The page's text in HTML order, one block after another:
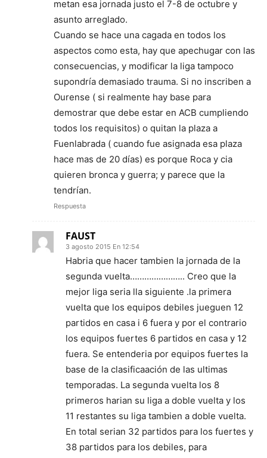
metan esa jornada justo el 7-8 de octubre y
asunto arreglado.
Cuando se hace una cagada en todos los
aspectos como esta, hay que apechugar con las
consecuencias, y modificar la liga tampoco
supondría demasiado trauma. Si no inscriben a
Ourense ( si realmente hay base para
demostrar que debe estar en ACB cumpliendo
todos los requisitos) o quitan la plaza a
Fuenlabrada ( cuando fue asignada esa plaza
hace mas de 20 días) es porque Roca y cia
quieren bronca y guerra; y parece que la
tendrían.
Respuesta
FAUST
3 agosto 2015 En 12:54
Habria que hacer tambien la jornada de la
segunda vuelta………………….. Creo que la
mejor liga seria lla siguiente .la primera
vuelta que los equipos debiles jueguen 12
partidos en casa i 6 fuera y por el contrario
los equipos fuertes 6 partidos en casa y 12
fuera. Se entenderia por equipos fuertes la
base de la clasificaación de las ultimas
temporadas. La segunda vuelta los 8
primeros harian su liga a doble vuelta y los
11 restantes su liga tambien a doble vuelta.
En total serian 32 partidos para los fuertes y
38 partidos para los debiles, para